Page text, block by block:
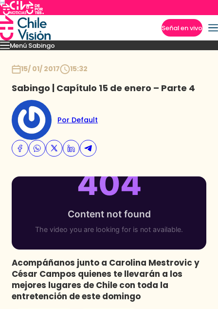
Señal en vivo
Menú Sabingo
HeroicasAmigas en ViajeSecretos de los AndesLos reyes
15/ 01/ 2017 15:32
Sabingo | Capítulo 15 de enero – Parte 4
Por Default
Acompáñanos junto a Carolina Mestrovic y
César Campos quienes te llevarán a los
mejores lugares de Chile con toda la
entretención de este domingo
Imperdibles
Programas
Contigo en Directo
Plan Perfecto
El Tiempo
Sabingo